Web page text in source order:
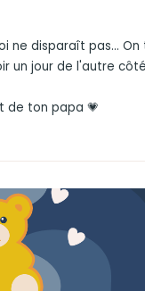
ne disparaît pas... On
un jour de l'autre
de ton papa 💗